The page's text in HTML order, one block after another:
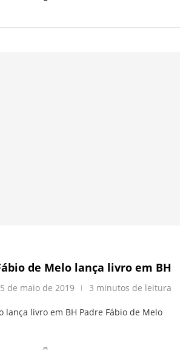
de Melo lança livro em BH
de maio de 2019 3 minutos de leitura
lança livro em BH Padre Fábio de Melo